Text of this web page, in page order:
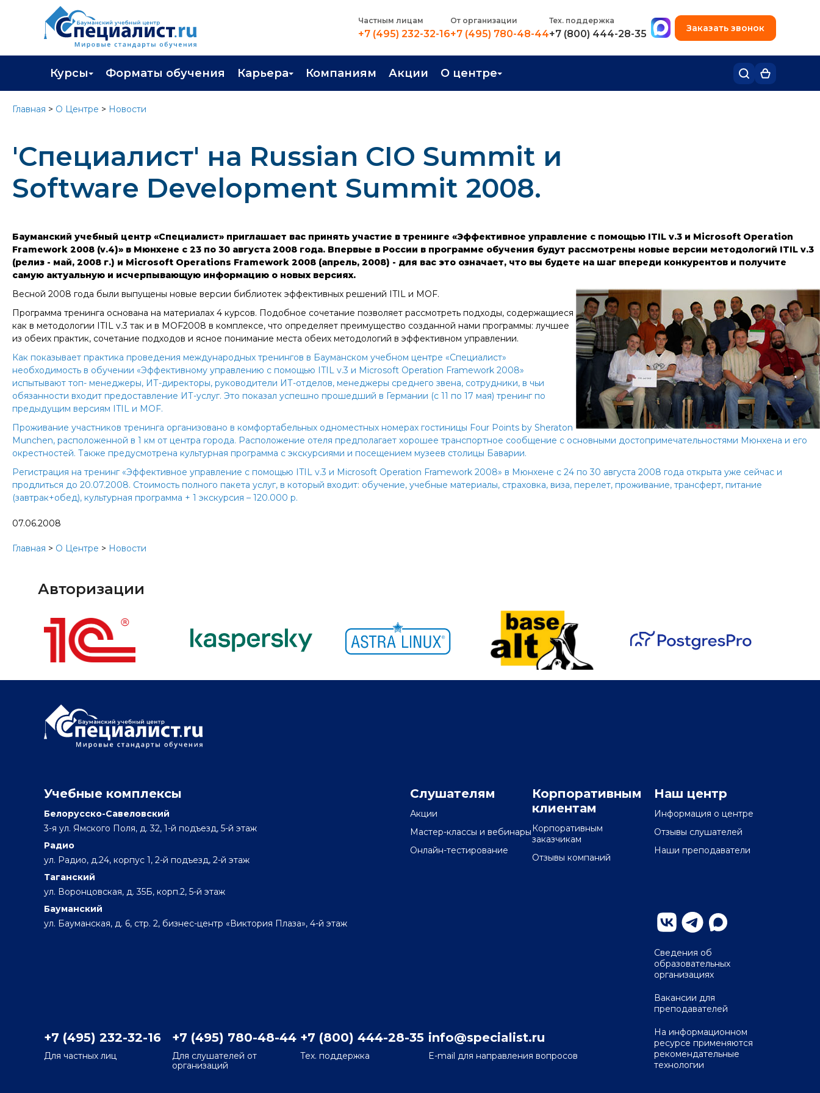
Частным лицам
+7 (495) 232-32-16
От организации
+7 (495) 780-48-44
Тех. поддержка
+7 (800) 444-28-35
+7 (495) 780-48-49
Заказать звонок
Курсы
Каталог курсов
Профессиональная переподготовка
Экзамены вендоров
Программа лояльности
Форматы обучения Карьера
Трудоустройство
Компаниям Акции О центре
О центре
Вакансии
Главная > О Центре > Новости
'Специалист' на Russian CIO Summit и
Software Development Summit 2008.
Бауманский учебный центр «Специалист» приглашает вас принять участие в тренинге «Эффективное управление с помощью ITIL v.3 и Microsoft Operation
Framework 2008 (v.4)» в Мюнхене с 23 по 30 августа 2008 года. Впервые в России в программе обучения будут рассмотрены новые версии методологий ITIL v.3
(релиз - май, 2008 г.) и Microsoft Operations Framework 2008 (апрель, 2008) - для вас это означает, что вы будете на шаг впереди конкурентов и получите
самую актуальную и исчерпывающую информацию о новых версиях.
Весной 2008 года были выпущены новые версии библиотек эффективных решений ITIL и MOF.
Программа тренинга основана на материалах 4 курсов. Подобное сочетание позволяет рассмотреть подходы, содержащиеся
как в методологии ITIL v.3 так и в MOF2008 в комплексе, что определяет преимущество созданной нами программы: лучшее
из обеих практик, сочетание подходов и ясное понимание места обеих методологий в эффективном управлении.
Как показывает практика проведения международных тренингов в Бауманском учебном центре «Специалист»
необходимость в обучении «Эффективному управлению с помощью ITIL v.3 и Microsoft Operation Framework 2008»
испытывают топ- менеджеры, ИТ-директоры, руководители ИТ-отделов, менеджеры среднего звена, сотрудники, в чьи
обязанности входит предоставление ИТ-услуг. Это показал успешно прошедший в Германии (с 11 по 17 мая) тренинг по
предыдущим версиям ITIL и MOF.
Проживание участников тренинга организовано в комфортабельных одноместных номерах гостиницы Four Points by Sheraton
Munchen, расположенной в 1 км от центра города. Расположение отеля предполагает хорошее транспортное сообщение с основными достопримечательностями Мюнхена и его
окрестностей. Также предусмотрена культурная программа с экскурсиями и посещением музеев столицы Баварии.
Регистрация на тренинг «Эффективное управление с помощью ITIL v.3 и Microsoft Operation Framework 2008» в Мюнхене с 24 по 30 августа 2008 года открыта уже сейчас и
продлиться до 20.07.2008. Стоимость полного пакета услуг, в который входит: обучение, учебные материалы, страховка, виза, перелет, проживание, трансферт, питание
(завтрак+обед), культурная программа + 1 экскурсия – 120.000 р.
07.06.2008
Главная > О Центре > Новости
Авторизации
Учебные комплексы
Белорусско-Савеловский
3-я ул. Ямского Поля, д. 32, 1-й подъезд, 5-й этаж
Радио
ул. Радио, д.24, корпус 1, 2-й подъезд, 2-й этаж
Таганский
ул. Воронцовская, д. 35Б, корп.2, 5-й этаж
Бауманский
ул. Бауманская, д. 6, стр. 2, бизнес-центр «Виктория Плаза», 4-й этаж
Слушателям
Акции
Мастер-классы и вебинары
Онлайн-тестирование
Корпоративным
клиентам
Корпоративным
заказчикам
Отзывы компаний
Наш центр
Информация о центре
Отзывы слушателей
Наши преподаватели
+7 (495) 232-32-16
Для частных лиц
+7 (495) 780-48-44
Для слушателей от
организаций
+7 (800) 444-28-35
Тех. поддержка
info@specialist.ru
E-mail для направления вопросов
Сведения об
образовательных
организациях
Вакансии для
преподавателей
На информационном
ресурсе применяются
рекомендательные
технологии